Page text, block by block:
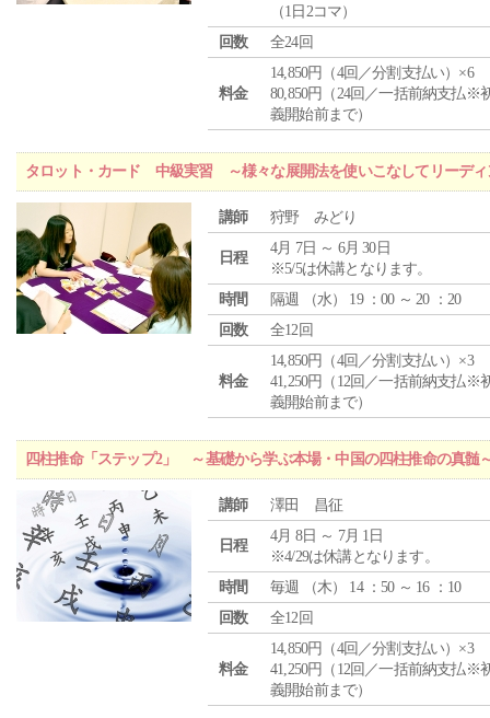
（1日2コマ）
回数
全24回
料金
14,850円（4回／分割支払い）×6
80,850円（24回／一括前納支払※
義開始前まで）
タロット・カード 中級実習 ～様々な展開法を使いこなしてリーディ
講師 狩野 みどり
日程
4月 7日 ～ 6月 30日
※5/5は休講となります。
時間
隔週 （水） 19 ：00 ～ 20 ：20
回数
全12回
料金
14,850円（4回／分割支払い）×3
41,250円（12回／一括前納支払※
義開始前まで）
四柱推命「ステップ2」 ～基礎から学ぶ本場・中国の四柱推命の真髄
講師 澤田 昌征
日程
4月 8日 ～ 7月 1日
※4/29は休講となります。
時間
毎週 （木） 14 ：50 ～ 16 ：10
回数
全12回
料金
14,850円（4回／分割支払い）×3
41,250円（12回／一括前納支払※
義開始前まで）